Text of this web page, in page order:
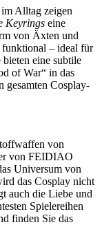
Alltag zeigen
Keyrings eine
von Äxten und
– ideal für
bieten eine subtile
of War“ in das
gesamten Cosplay-
von
von FEIDIAO
Universum von
das Cosplay nicht
auch die Liebe und
Spielereihen
finden Sie das